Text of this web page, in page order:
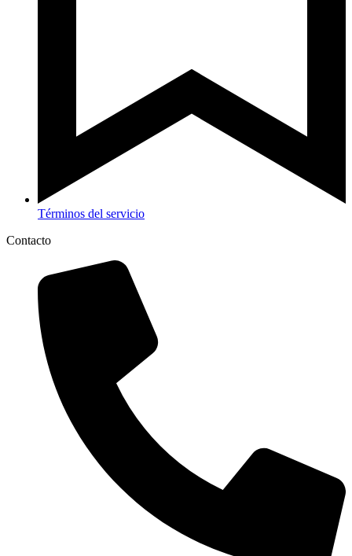
Términos del servicio
Contacto